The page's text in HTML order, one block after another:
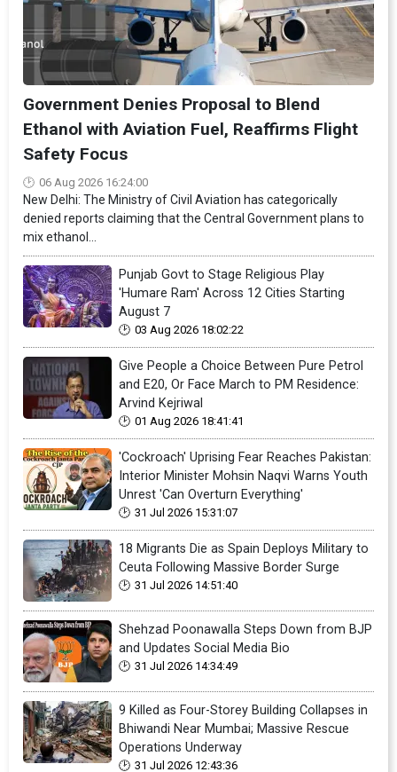
Government Denies Proposal to Blend
Ethanol with Aviation Fuel, Reaffirms Flight
Safety Focus
06 Aug 2026 16:24:00
New Delhi: The Ministry of Civil Aviation has categorically
denied reports claiming that the Central Government plans to
mix ethanol...
Punjab Govt to Stage Religious Play
'Humare Ram' Across 12 Cities Starting
August 7
03 Aug 2026 18:02:22
Give People a Choice Between Pure Petrol
and E20, Or Face March to PM Residence:
Arvind Kejriwal
01 Aug 2026 18:41:41
'Cockroach' Uprising Fear Reaches Pakistan:
Interior Minister Mohsin Naqvi Warns Youth
Unrest 'Can Overturn Everything'
31 Jul 2026 15:31:07
18 Migrants Die as Spain Deploys Military to
Ceuta Following Massive Border Surge
31 Jul 2026 14:51:40
Shehzad Poonawalla Steps Down from BJP
and Updates Social Media Bio
31 Jul 2026 14:34:49
9 Killed as Four-Storey Building Collapses in
Bhiwandi Near Mumbai; Massive Rescue
Operations Underway
31 Jul 2026 12:43:36